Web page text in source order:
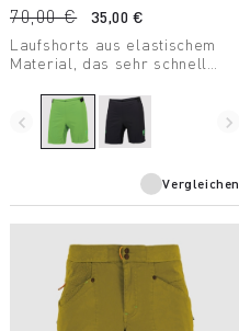
70,00 €
35,00 €
Laufshorts aus elastischem
Material, das sehr schnell
Gramm. Für Läufer, die nach
absoluter Leistung streben.
navigate_before navigate_next
Vergleichen